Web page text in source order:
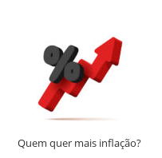
Quem quer mais inflação?